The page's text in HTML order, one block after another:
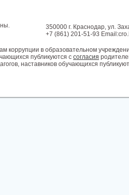
350000 г. Краснодар, ул.
+7 (861) 201-51-93
коррупции в образовательном
публикуются с согласия
наставников обучающихся